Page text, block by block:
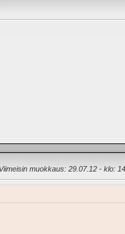
Viimeisin muokkaus: 29.07.12 - klo: